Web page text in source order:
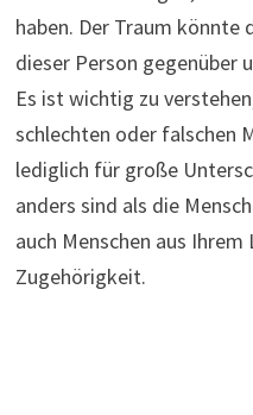
haben. Der Traum könnte
dieser Person gegenüber
Es ist wichtig zu
schlechten oder falschen
lediglich für große
anders sind als die
auch Menschen aus
Zugehörigkeit.